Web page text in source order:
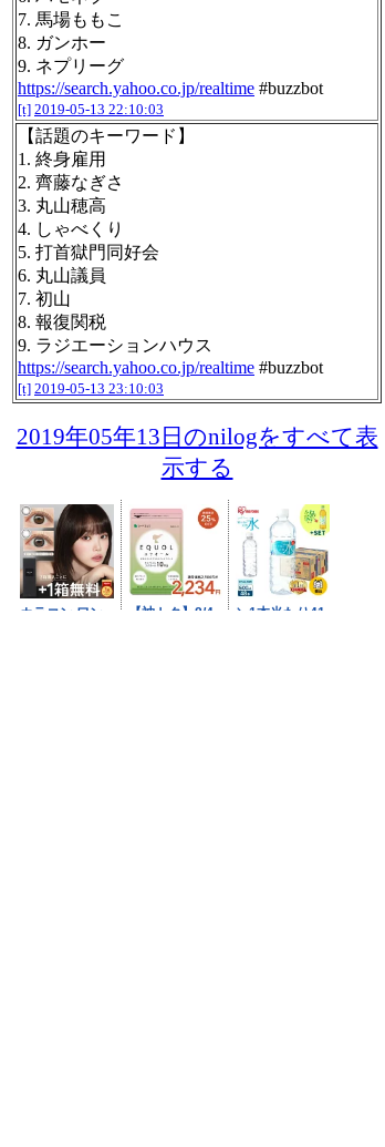
7. 馬場ももこ
8. ガンホー
9. ネプリーグ
https://search.yahoo.co.jp/realtime #buzzbot
[t] 2019-05-13 22:10:03
【話題のキーワード】
1. 終身雇用
2. 齊藤なぎさ
3. 丸山穂高
4. しゃべくり
5. 打首獄門同好会
6. 丸山議員
7. 初山
8. 報復関税
9. ラジエーションハウス
https://search.yahoo.co.jp/realtime #buzzbot
[t] 2019-05-13 23:10:03
2019年05年13日のnilogをすべて表
示する